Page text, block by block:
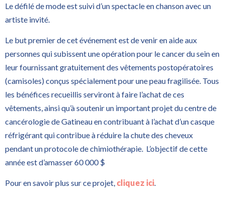
Le défilé de mode est suivi d’un spectacle en chanson avec un
artiste invité.
Le but premier de cet événement est de venir en aide aux
personnes qui subissent une opération pour le cancer du sein en
leur fournissant gratuitement des vêtements postopératoires
(camisoles) conçus spécialement pour une peau fragilisée. Tous
les bénéfices recueillis serviront à faire l’achat de ces
vêtements, ainsi qu’à soutenir un important projet du centre de
cancérologie de Gatineau en contribuant à l’achat d’un casque
réfrigérant qui contribue à réduire la chute des cheveux
pendant un protocole de chimiothérapie. L’objectif de cette
année est d’amasser 60 000 $
Pour en savoir plus sur ce projet, cliquez ici.